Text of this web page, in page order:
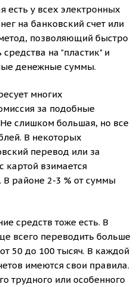
есть у всех электронных
на банковский счет или
позволяющий быстро
на "пластик" и
денежные суммы.
многих
за подобные
слишком большая, но все
В некоторых
перевод или за
картой взимается
В районе 2-3 % от суммы
средств тоже есть. В
всего переводить больше
50 до 100 тысяч. В каждой
имеются свои правила.
трудного или особенного